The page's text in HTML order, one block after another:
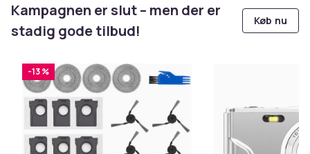
Kampagnen er slut – men der er
stadig gode tilbud!
Køb nu
-13 %